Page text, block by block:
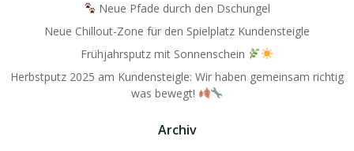
Neue Pfade durch den Dschungel
Neue Chillout-Zone für den Spielplatz Kundensteigle
Frühjahrsputz mit Sonnenschein
Herbstputz 2025 am Kundensteigle: Wir haben gemeinsam richtig
was bewegt!
Archiv